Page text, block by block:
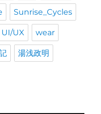
Sunrise_Cycles
UI/UX wear
湯浅政明